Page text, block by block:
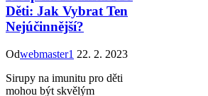
Děti: Jak Vybrat Ten
Nejúčinnější?
Odwebmaster1 22. 2. 2023
Sirupy na imunitu pro děti
mohou být skvělým